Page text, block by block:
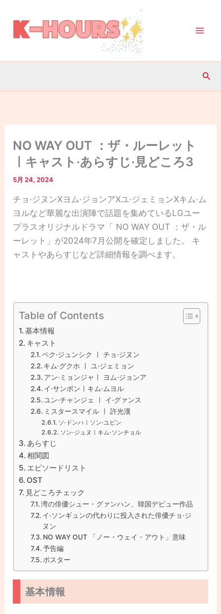
キ
プ
検
NO WAY OUT ：ザ・ルーレット
ㅣキャスト·あらすじ·見どころ3
5月 24, 2024
チョ·ジヌンXヨム·ジョンアXユ·ジェミョンXキム·ム
ヨルなど華麗な出演陣で話題を集めているLGユー
プラスオリジナルドラマ「 NO WAY OUT ：ザ・ル
ーレット」が2024年7月公開を確定しました。 キ
ャストやあらすじなど詳細情報を調べます。
Table of Contents
基本情報
キャスト
ペク·ジュンシク ㅣ チョ·ジヌン
キム·グクホ ㅣ ユ·ジェミョン
アン·ミョンジャㅣ ヨム·ジョンア
イ·サンボンㅣキム·ムヨル
ユン·チャンジェ ㅣ イ·グァンス
ミスタースマイル ㅣ 許光漢
ソ·ドンハㅣソン·ユビン
ソン·ジュヌㅣキム·ソンチョル
あらすじ
相関図
エピソードリスト
OST
見どころチェック
湾の俳優シュー・グァンハン、韓国デビュー作品
イ·ソンギュンの代わりに投入された俳優チョ·ジ
ヌン
NO WAY OUT 「ノー・ウェイ・アウト」意味
予告編
ポスター
基本情報